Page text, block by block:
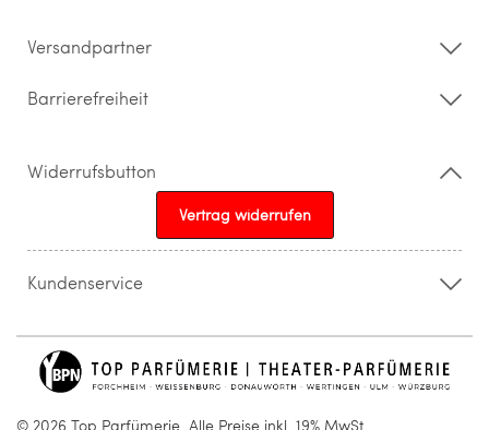
Versandpartner
Barrierefreiheit
Widerrufsbutton
Vertrag widerrufen
Kundenservice
info@topparfuemerie.de
© 2026 Top Parfümerie. Alle Preise inkl. 19% MwSt.,